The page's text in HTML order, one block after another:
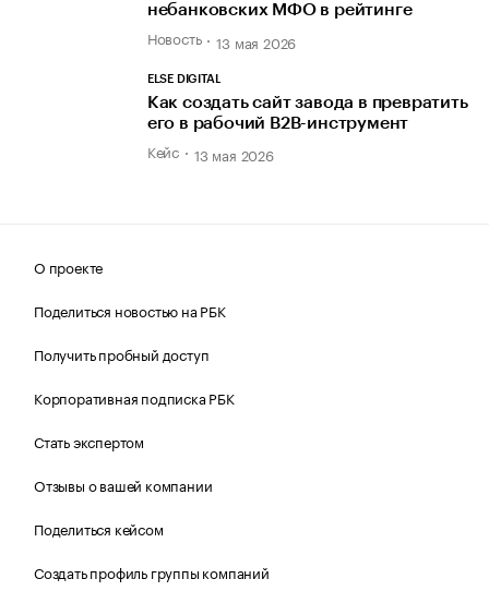
небанковских МФО в рейтинге
Новость 13 мая 2026
ELSE DIGITAL
Как создать сайт завода в превратить
его в рабочий B2B-инструмент
Кейс 13 мая 2026
О проекте
Поделиться новостью на РБК
Получить пробный доступ
Корпоративная подписка РБК
Стать экспертом
Отзывы о вашей компании
Поделиться кейсом
Создать профиль группы компаний